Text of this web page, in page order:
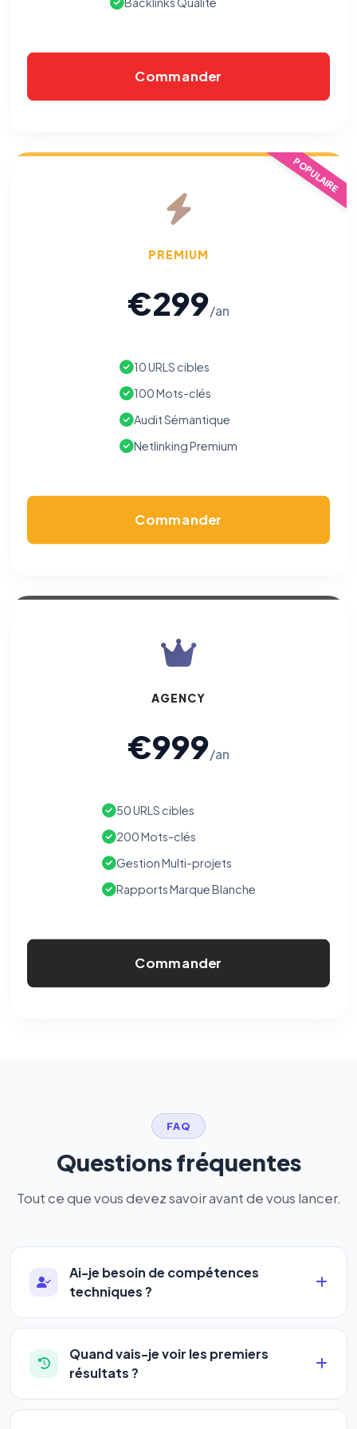
Commander
POPULAIRE
PREMIUM
€299/an
10 URLS cibles
100 Mots-clés
Audit Sémantique
Netlinking Premium
Commander
AGENCY
€999/an
50 URLS cibles
200 Mots-clés
Gestion Multi-projets
Rapports Marque Blanche
Commander
FAQ
Questions fréquentes
Tout ce que vous devez savoir avant de vous lancer.
Ai-je besoin de compétences
techniques ?
Absolument pas. Notre logiciel a été conçu pour
être accessible àtous les profils: artisans,
commerçants, auto-entrepreneurs, PME ou
complexe — vous renseignez l'adresse de votre
Quand vais-je voir les premiers
résultats ?
La plupart de nos utilisateurs observent une